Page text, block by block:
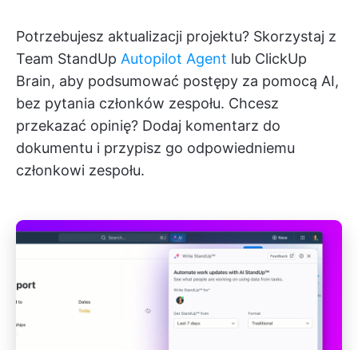
Potrzebujesz aktualizacji projektu? Skorzystaj z
Team StandUp Autopilot Agent lub ClickUp
Brain, aby podsumować postępy za pomocą AI,
bez pytania członków zespołu. Chcesz
przekazać opinię? Dodaj komentarz do
dokumentu i przypisz go odpowiedniemu
członkowi zespołu.